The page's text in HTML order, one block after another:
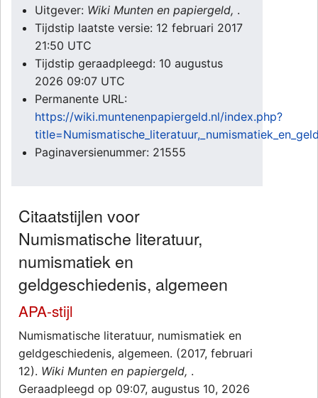
Uitgever: Wiki Munten en papiergeld, .
Tijdstip laatste versie: 12 februari 2017
21:50 UTC
Tijdstip geraadpleegd: 10 augustus
2026 09:07 UTC
Permanente URL:
https://wiki.muntenenpapiergeld.nl/index.php?
Paginaversienummer: 21555
Citaatstijlen voor
Numismatische literatuur,
numismatiek en
geldgeschiedenis, algemeen
APA-stijl
Numismatische literatuur, numismatiek en
geldgeschiedenis, algemeen. (2017, februari
12). Wiki Munten en papiergeld, .
Geraadpleegd op 09:07, augustus 10, 2026